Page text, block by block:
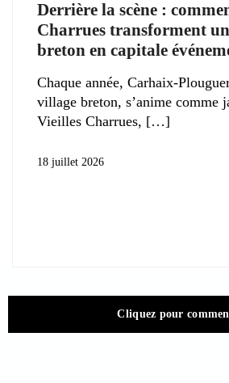
Derrière la scène :
Charrues transforment
breton en capitale
Chaque année, Carhaix-
village breton, s’anime comme
Vieilles Charrues,
18 juillet 2026
Cliquez pour